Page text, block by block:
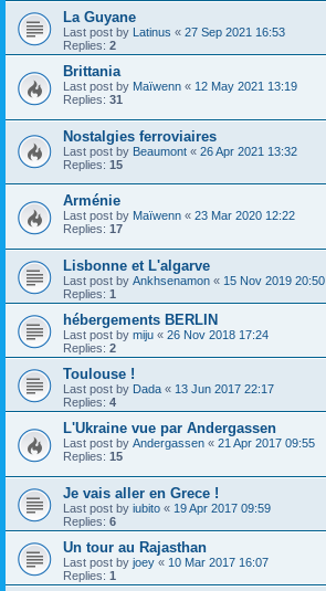
La Guyane
Last post by Latinus « 27 Sep 2021 16:53
Replies: 2
Brittania
Last post by Maïwenn « 12 May 2021 13:19
Replies: 31
Nostalgies ferroviaires
Last post by Beaumont « 26 Apr 2021 13:32
Replies: 15
Arménie
Last post by Maïwenn « 23 Mar 2020 12:22
Replies: 17
Lisbonne et L'algarve
Last post by Ankhsenamon « 15 Nov 2019 20:50
Replies: 1
hébergements BERLIN
Last post by miju « 26 Nov 2018 17:24
Replies: 2
Toulouse !
Last post by Dada « 13 Jun 2017 22:17
Replies: 4
L'Ukraine vue par Andergassen
Last post by Andergassen « 21 Apr 2017 09:55
Replies: 15
Je vais aller en Grece !
Last post by iubito « 19 Apr 2017 09:59
Replies: 6
Un tour au Rajasthan
Last post by joey « 10 Mar 2017 16:07
Replies: 1